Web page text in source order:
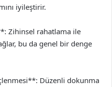
iyileştirir.
Zihinsel rahatlama ile
bu da genel bir denge
Düzenli dokunma